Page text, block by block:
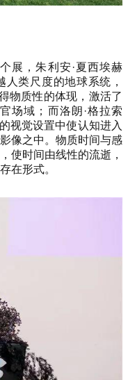
展，朱利安·夏西埃赫
人类尺度的地球系统，
物质性的体现，激活了
场域；而洛朗·格拉索
视觉设置中使认知进入
像之中。物质时间与感
使时间由线性的流逝，
在形式。